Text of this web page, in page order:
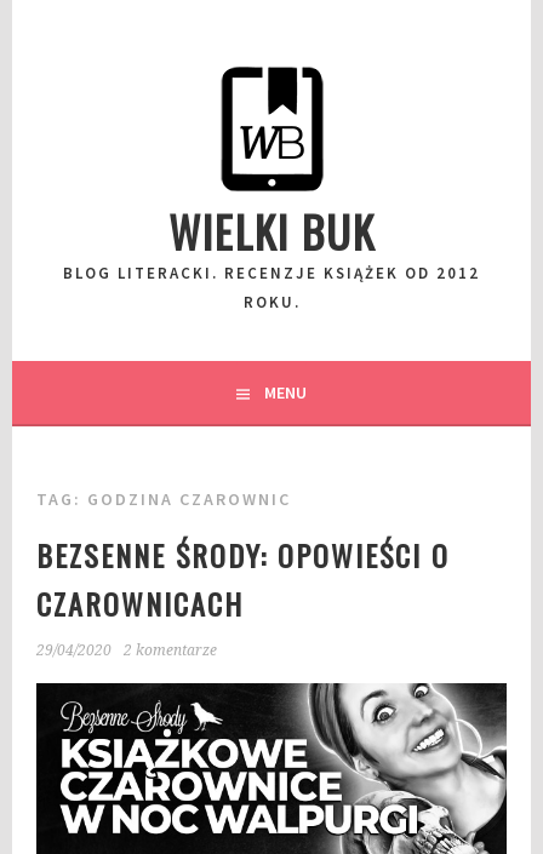
WIELKI BUK
BLOG LITERACKI. RECENZJE KSIĄŻEK OD 2012
ROKU.
MENU
TAG: GODZINA CZAROWNIC
BEZSENNE ŚRODY: OPOWIEŚCI O
CZAROWNICACH
29/04/2020 2 komentarze